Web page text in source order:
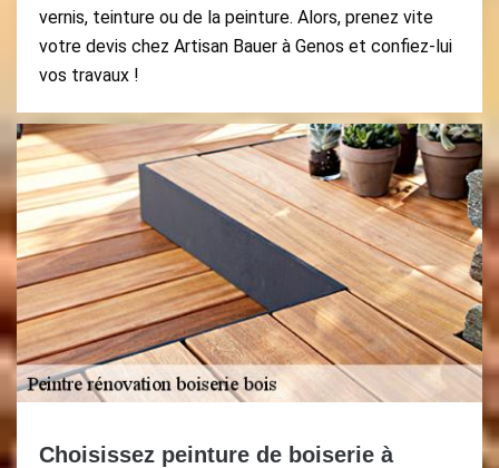
vernis, teinture ou de la peinture. Alors, prenez vite
votre devis chez Artisan Bauer à Genos et confiez-lui
vos travaux !
Choisissez peinture de boiserie à